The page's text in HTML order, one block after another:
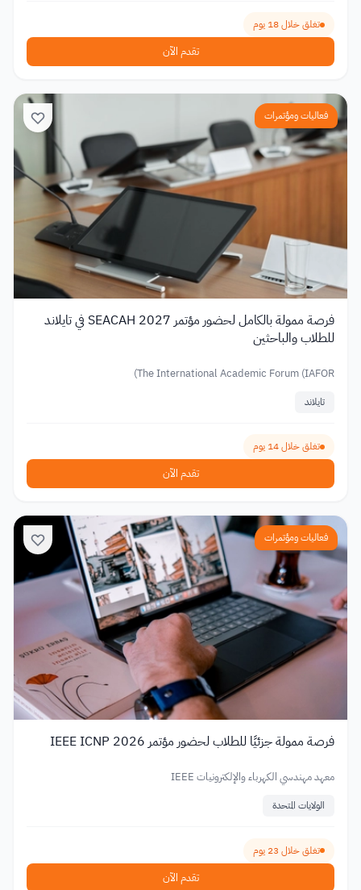
تغلق خلال 18 يوم
تقدم الآن
فعاليات ومؤتمرات
فرصة ممولة بالكامل لحضور مؤتمر SEACAH 2027 في تايلاند
للطلاب والباحثين
The International Academic Forum (IAFOR)
تايلاند
تغلق خلال 14 يوم
تقدم الآن
فعاليات ومؤتمرات
فرصة ممولة جزئيًا للطلاب لحضور مؤتمر IEEE ICNP 2026
معهد مهندسي الكهرباء والإلكترونيات IEEE
الولايات المتحدة
تغلق خلال 23 يوم
تقدم الآن